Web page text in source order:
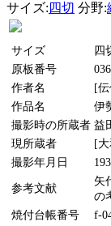
サイズ: 四切 分野:
サイズ
四
原板番号
作者名
[
作品名
伊
撮影時の所蔵者 益
現所蔵者
[
撮影年月日
参考文献
矢
の
焼付台帳番号
f-